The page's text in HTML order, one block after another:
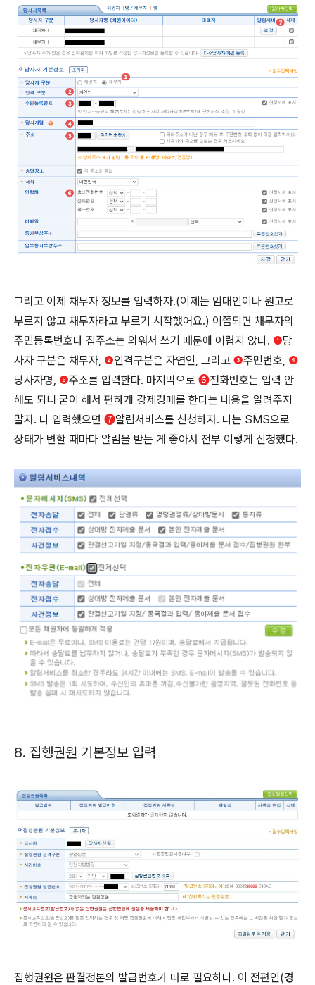
그리고 이제 채무자 정보를 입력하자.(이제는 임대인이나 원고로
부르지 않고 채무자라고 부르기 시작했어요.) 이쯤되면 채무자의
주민등록번호나 집주소는 외워서 쓰기 때문에 어렵지 않다. ❶당
사자 구분은 채무자, ❷인격구분은 자연인, 그리고 ❸주민번호, ❹
당사자명, ❺주소를 입력한다. 마지막으로 ➏전화번호는 입력 안
해도 되니 굳이 해서 편하게 강제경매를 한다는 내용을 알려주지
말자. 다 입력했으면 ➐알림서비스를 신청하자. 나는 SMS으로
상태가 변할 때마다 알림을 받는 게 좋아서 전부 이렇게 신청했다.
8. 집행권원 기본정보 입력
집행권원은 판결정본의 발급번호가 따로 필요하다. 이 전편인(경